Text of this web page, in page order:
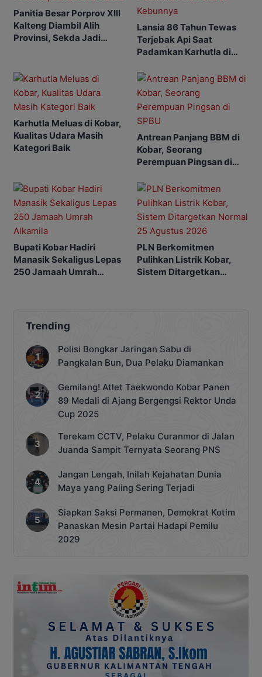
Panitia Besar Porprov Xlll
Kalteng Diambil Alih
Provinsi, Sekda Jadi
Lansia 86 Tahun Tewas
Terjebak Api Saat
Padamkan Karhutla di
Karhutla Meluas di Kobar,
Kualitas Udara Masih
Kategori Baik
Antrean Panjang BBM di
Kobar, Seorang
Perempuan Pingsan di
Bupati Kobar Hadiri
Manasik Sekaligus Lepas
250 Jamaah Umrah
PLN Berkomitmen
Pulihkan Listrik Kobar,
Sistem Ditargetkan
Trending
Polisi Bongkar Jaringan Sabu di
Pangkalan Bun, Dua Pelaku Diamankan
Gemilang! Atlet Taekwondo Kobar Panen
89 Medali di Ajang Bergengsi Rektor Unda
Cup 2025
Terekam CCTV, Pelaku Curanmor di Jalan
Juanda Sampit Ternyata Seorang PNS
Jangan Lengah, Inilah Kejahatan Dunia
Maya yang Paling Sering Terjadi
Siapkan Saksi Permanen, Demokrat Kotim
Panaskan Mesin Partai Hadapi Pemilu
2029